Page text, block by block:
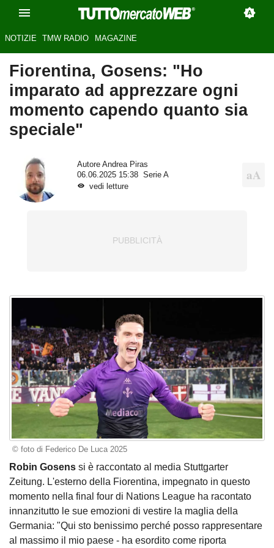
NOTIZIE TMW RADIO MAGAZINE
Fiorentina, Gosens: "Ho
imparato ad apprezzare ogni
momento capendo quanto sia
speciale"
Autore Andrea Piras
06.06.2025 15:38
Serie A
vedi letture
© foto di Federico De Luca 2025
Robin Gosens si è raccontato al media Stuttgarter
Zeitung. L'esterno della Fiorentina, impegnato in questo
momento nella final four di Nations League ha racontato
innanzitutto le sue emozioni di vestire la maglia della
Germania: "Qui sto benissimo perché posso rappresentare
al massimo il mio paese - ha esordito come riporta